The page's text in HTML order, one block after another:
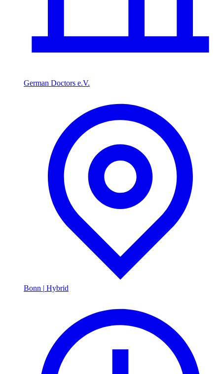
German Doctors e.V.
Bonn | Hybrid